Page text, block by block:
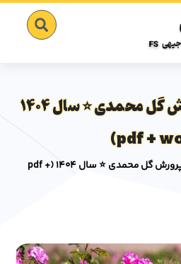
طرح توجیهی پرورش گل محمدی ⭐️ سال 1404
طرح توجیهی پرورش گل محمدی ⭐️ سال 1404 (pdf +